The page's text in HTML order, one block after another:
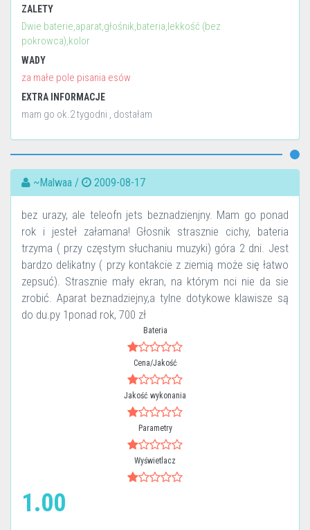
ZALETY
Dwie baterie,aparat,głośnik,bateria,lekkość (bez
pokrowca),kolor
WADY
za małe pole pisania esów
EXTRA INFORMACJE
mam go ok.2 tygodni , dostałam
~Malwaa / 2009-08-17
bez urazy, ale teleofn jets beznadzienjny. Mam go ponad
rok i jesteł załamana! Głosnik strasznie cichy, bateria
trzyma ( przy częstym słuchaniu muzyki) góra 2 dni. Jest
bardzo delikatny ( przy kontakcie z ziemią może się łatwo
zepsuć). Strasznie mały ekran, na którym nci nie da sie
zrobić. Aparat beznadziejny,a tylne dotykowe klawisze są
do du.py 1ponad rok, 700 zł
Bateria
Cena/Jakość
Jakość wykonania
Parametry
Wyświetlacz
1.00